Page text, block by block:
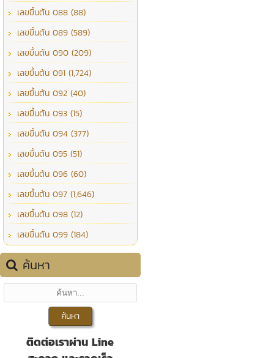
เลขขึ้นต้น 088 (88)
เลขขึ้นต้น 089 (589)
เลขขึ้นต้น 090 (209)
เลขขึ้นต้น 091 (1,724)
เลขขึ้นต้น 092 (40)
เลขขึ้นต้น 093 (15)
เลขขึ้นต้น 094 (377)
เลขขึ้นต้น 095 (51)
เลขขึ้นต้น 096 (60)
เลขขึ้นต้น 097 (1,646)
เลขขึ้นต้น 098 (12)
เลขขึ้นต้น 099 (184)
ค้นหา
ติดต่อเราผ่าน Line